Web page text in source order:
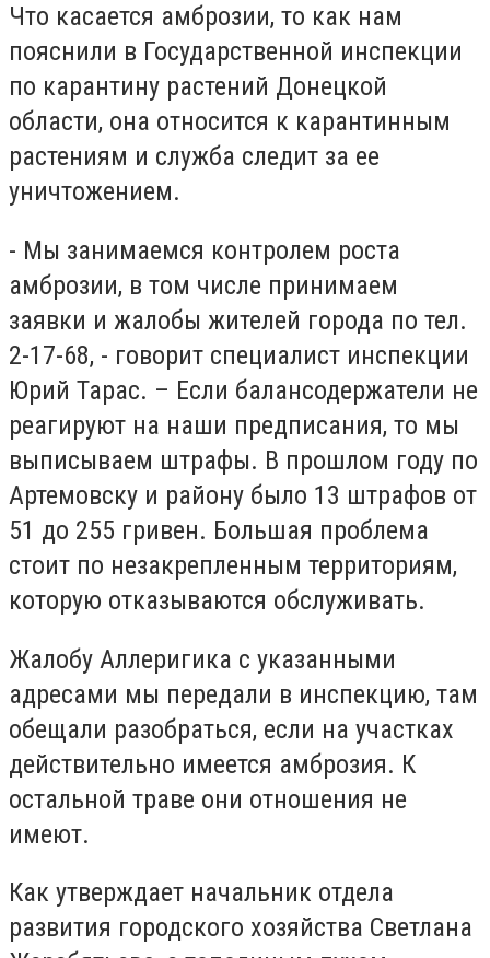
Что касается амброзии, то как нам
пояснили в Государственной инспекции
по карантину растений Донецкой
области, она относится к карантинным
растениям и служба следит за ее
уничтожением.
- Мы занимаемся контролем роста
амброзии, в том числе принимаем
заявки и жалобы жителей города по тел.
2-17-68, - говорит специалист инспекции
Юрий Тарас. – Если балансодержатели не
реагируют на наши предписания, то мы
выписываем штрафы. В прошлом году по
Артемовску и району было 13 штрафов от
51 до 255 гривен. Большая проблема
стоит по незакрепленным территориям,
которую отказываются обслуживать.
Жалобу Аллеригика с указанными
адресами мы передали в инспекцию, там
обещали разобраться, если на участках
действительно имеется амброзия. К
остальной траве они отношения не
имеют.
Как утверждает начальник отдела
развития городского хозяйства Светлана